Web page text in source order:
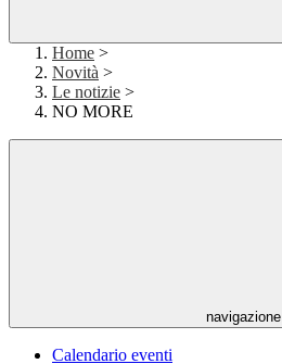
Home >
Novità >
Le notizie >
NO MORE
navigazione
Calendario eventi